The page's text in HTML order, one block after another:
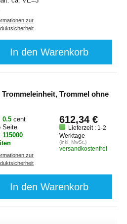
zur
In den Warenkorb
Trommel ohne
0.5 cent
Seite
115000
zur
612,34 €
Lieferzeit : 1-2
Werktage
(inkl. MwSt.)
versandkostenfrei
In den Warenkorb